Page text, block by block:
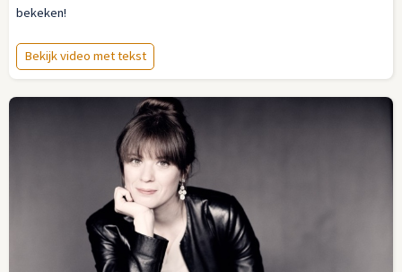
bekeken!
Bekijk video met tekst